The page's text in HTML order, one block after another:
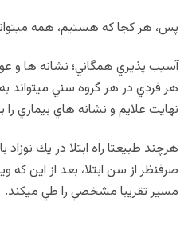
پس، هر کجا که هستیم، همه
آسیب پذیري همگاني؛ نشانه ها و
هر فردي در هر گروه سني ميتواند
نهایت علایم و نشانه هاي بیماري را
هرچند طبیعتا راه ابتلا در یك
صرفنظر از سن ابتلا، بعد از این
مسیر تقریبا مشخصي را طي ميکند.